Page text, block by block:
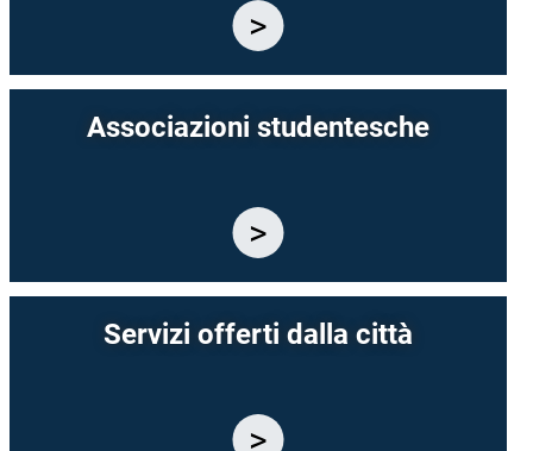
Associazioni studentesche
Servizi offerti dalla città